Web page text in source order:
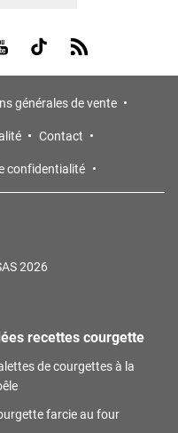
Pinterest
us on Youtube
Visit us on Tiktok
Visit us on Rss
générales de vente
Contact
confidentialité
2026
recettes courgette
de courgettes à la
farcie au four